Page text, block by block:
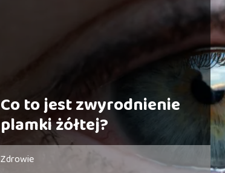
Co to jest zwyrodnienie
plamki żółtej?
Zdrowie